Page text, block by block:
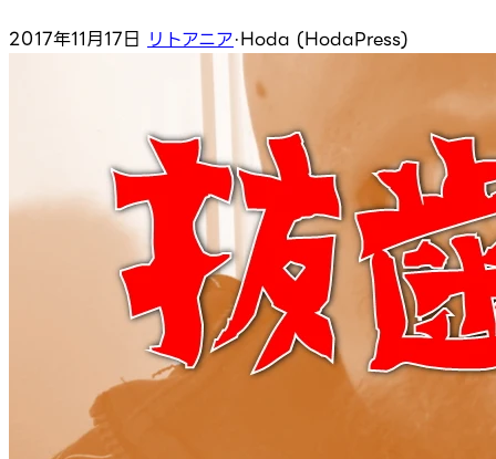
2017年11月17日 リトアニア·Hoda (HodaPress)